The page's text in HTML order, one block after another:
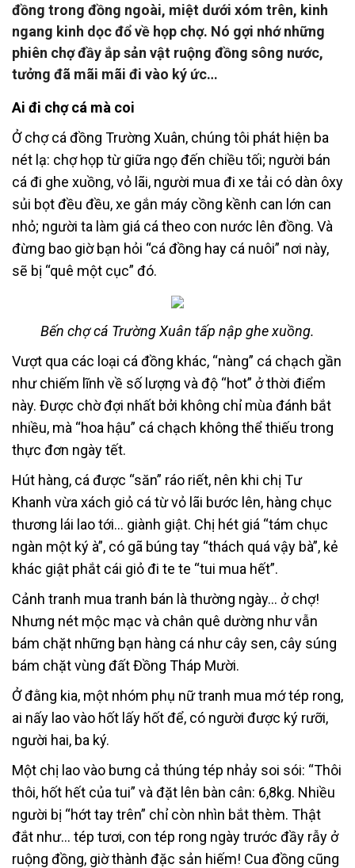
đồng trong đồng ngoài, miệt dưới xóm trên, kinh
ngang kinh dọc đổ về họp chợ. Nó gợi nhớ những
phiên chợ đầy ắp sản vật ruộng đồng sông nước,
tưởng đã mãi mãi đi vào ký ức…
Ai đi chợ cá mà coi
Ở chợ cá đồng Trường Xuân, chúng tôi phát hiện ba
nét lạ: chợ họp từ giữa ngọ đến chiều tối; người bán
cá đi ghe xuồng, vỏ lãi, người mua đi xe tải có dàn ôxy
sủi bọt đều đều, xe gắn máy cồng kềnh can lớn can
nhỏ; người ta làm giá cá theo con nước lên đồng. Và
đừng bao giờ bạn hỏi “cá đồng hay cá nuôi” nơi này,
sẽ bị “quê một cục” đó.
Bến chợ cá Trường Xuân tấp nập ghe xuồng.
Vượt qua các loại cá đồng khác, “nàng” cá chạch gần
như chiếm lĩnh về số lượng và độ “hot” ở thời điểm
này. Được chờ đợi nhất bởi không chỉ mùa đánh bắt
nhiều, mà “hoa hậu” cá chạch không thể thiếu trong
thực đơn ngày tết.
Hút hàng, cá được “săn” ráo riết, nên khi chị Tư
Khanh vừa xách giỏ cá từ vỏ lãi bước lên, hàng chục
thương lái lao tới… giành giật. Chị hét giá “tám chục
ngàn một ký à”, có gã búng tay “thách quá vậy bà”, kẻ
khác giật phắt cái giỏ đi te te “tui mua hết”.
Cảnh tranh mua tranh bán là thường ngày… ở chợ!
Nhưng nét mộc mạc và chân quê dường như vẫn
bám chặt những bạn hàng cá như cây sen, cây súng
bám chặt vùng đất Đồng Tháp Mười.
Ở đằng kia, một nhóm phụ nữ tranh mua mớ tép rong,
ai nấy lao vào hốt lấy hốt để, có người được ký rưỡi,
người hai, ba ký.
Một chị lao vào bưng cả thúng tép nhảy soi sói: “Thôi
thôi, hốt hết của tui” và đặt lên bàn cân: 6,8kg. Nhiều
người bị “hớt tay trên” chỉ còn nhìn bắt thèm. Thật
đắt như… tép tươi, con tép rong ngày trước đầy rẫy ở
ruộng đồng, giờ thành đặc sản hiếm! Cua đồng cũng